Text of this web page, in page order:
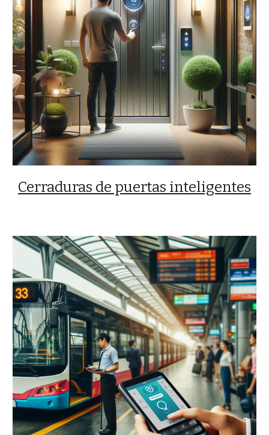
Cerraduras de puertas inteligentes